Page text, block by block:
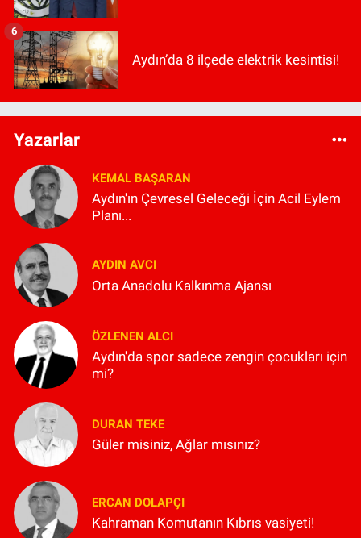
Aydın’da 8 ilçede elektrik kesintisi!
6
Yazarlar
KEMAL BAŞARAN
Aydın'ın Çevresel Geleceği İçin Acil Eylem
Planı...
AYDIN AVCI
Orta Anadolu Kalkınma Ajansı
ÖZLENEN ALCI
Aydın'da spor sadece zengin çocukları için
mi?
DURAN TEKE
Güler misiniz, Ağlar mısınız?
ERCAN DOLAPÇI
Kahraman Komutanın Kıbrıs vasiyeti!